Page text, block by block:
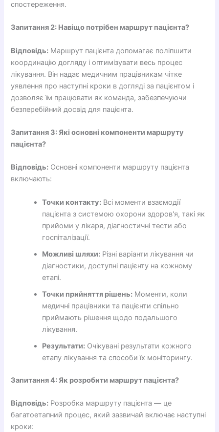
спостереження.
Запитання 2: Навіщо потрібен маршрут пацієнта?
Відповідь: Маршрут пацієнта допомагає поліпшити
координацію догляду і оптимізувати весь процес
лікування. Він надає медичним працівникам чітке
уявлення про наступні кроки в догляді за пацієнтом і
дозволяє їм працювати як команда, забезпечуючи
безперебійний досвід для пацієнта.
Запитання 3: Які основні компоненти маршруту
пацієнта?
Відповідь: Основні компоненти маршруту пацієнта
включають:
Точки контакту: Всі моменти взаємодії
пацієнта з системою охорони здоров'я, такі як
прийоми у лікаря, діагностичні тести або
госпіталізації.
Можливі шляхи: Різні варіанти лікування чи
діагностики, доступні пацієнту на кожному
етапі.
Точки прийняття рішень: Моменти, коли
медичні працівники та пацієнти спільно
приймають рішення щодо подальшого
лікування.
Результати: Очікувані результати кожного
етапу лікування та способи їх моніторингу.
Запитання 4: Як розробити маршрут пацієнта?
Відповідь: Розробка маршруту пацієнта — це
багатоетапний процес, який зазвичай включає наступні
кроки: